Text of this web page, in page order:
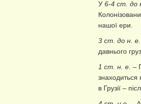
У 6-4 ст. до
нашої ери.
3 ст. до н. е.
давнього
1 ст. н. е. –
знаходиться
в Грузії –